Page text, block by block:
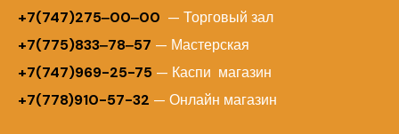
+7(747)275‒00‒00 — Торговый зал
+7(775)833‒78‒57 — Мастерская
+7(747)969-25-75 — Каспи магазин
+7(778)910-57-32 — Онлайн магазин